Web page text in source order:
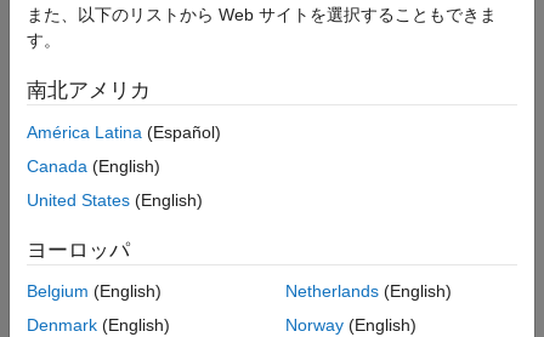
構文
説明
入力引数
出力引数
拡張機能
参考
構文
説明
= - は、四元数の減算を使用して、四元数
を減算します。
す。この場合、減算は四元数引数の実数部で実行されます。
例
例
また、以下のリストから Web サイトを選択することもできま
す。
南北アメリカ
América Latina (Español)
Canada (English)
United States (English)
ヨーロッパ
Belgium (English)
Denmark (English)
Netherlands(English)
Norway(English)